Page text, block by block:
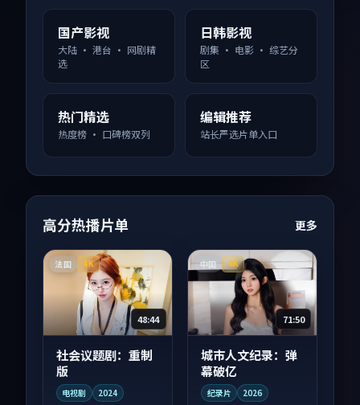
国产影视
大陆 · 港台 · 网剧精
选
日韩影视
剧集 · 电影 · 综艺分
区
热门精选
热度榜 · 口碑榜双列
编辑推荐
站长严选片单入口
高分热播片单 更多
法国 4K
48:44
社会议题剧：重制
版
电视剧 2024
中国 4K
71:50
城市人文纪录：弹
幕破亿
纪录片 2026